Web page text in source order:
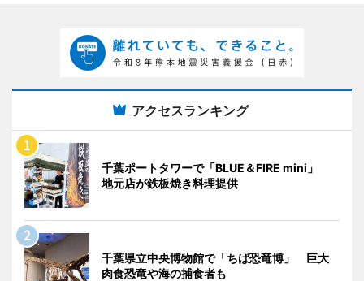
アクセスランキング
千葉ポートタワーで「BLUE＆FIRE mini」
地元店が鉄板焼き料理提供
千葉県立中央博物館で「ちば恐竜博」 巨大
肉食恐竜や海の捕食者も